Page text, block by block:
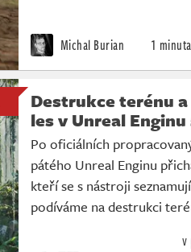
Michal Burian 1 minuta
Destrukce terénu
les v Unreal Enginu
Po oficiálních
pátého Unreal Enginu
kteří se s nástroji
podíváme na destrukci
v